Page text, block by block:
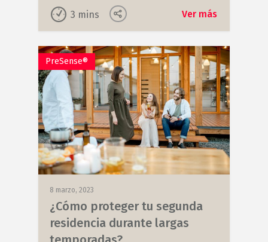
3 mins Ver más
PreSense®
8 marzo, 2023
¿Cómo proteger tu segunda
residencia durante largas